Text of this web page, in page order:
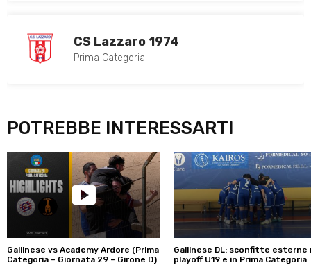
CS Lazzaro 1974
Prima Categoria
POTREBBE INTERESSARTI
Gallinese vs Academy Ardore (Prima
Categoria – Giornata 29 – Girone D)
Gallinese DL: sconfitte esterne
playoff U19 e in Prima Categoria